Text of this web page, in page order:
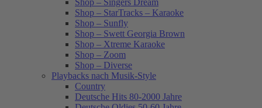
Shop – StarTracks – Karaoke
Shop – Sunfly
Shop – Swett Georgia Brown
Shop – Xtreme Karaoke
Shop – Zoom
Shop – Diverse
Playbacks nach Musik-Style
Country
Deutsche Hits 80-2000 Jahre